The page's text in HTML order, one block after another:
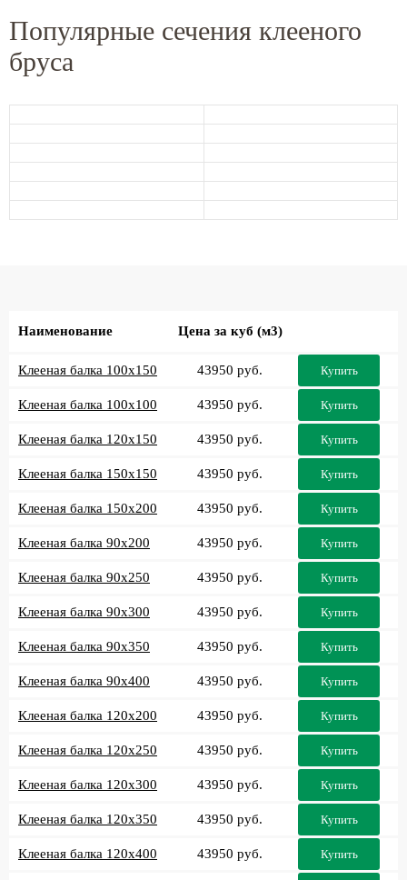
Популярные сечения клееного
бруса
Наименование Цена за куб (м3)
Клееная балка 100x150 43950 руб. Купить
Клееная балка 100x100 43950 руб. Купить
Клееная балка 120x150 43950 руб. Купить
Клееная балка 150x150 43950 руб. Купить
Клееная балка 150x200 43950 руб. Купить
Клееная балка 90x200 43950 руб. Купить
Клееная балка 90x250 43950 руб. Купить
Клееная балка 90x300 43950 руб. Купить
Клееная балка 90x350 43950 руб. Купить
Клееная балка 90x400 43950 руб. Купить
Клееная балка 120x200 43950 руб. Купить
Клееная балка 120x250 43950 руб. Купить
Клееная балка 120x300 43950 руб. Купить
Клееная балка 120x350 43950 руб. Купить
Клееная балка 120x400 43950 руб. Купить